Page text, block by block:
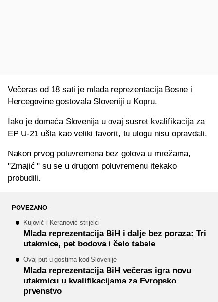
Večeras od 18 sati je mlada reprezentacija Bosne i
Hercegovine gostovala Sloveniji u Kopru.
Iako je domaća Slovenija u ovaj susret kvalifikacija za
EP U-21 ušla kao veliki favorit, tu ulogu nisu opravdali.
Nakon prvog poluvremena bez golova u mrežama,
"Zmajići" su se u drugom poluvremenu itekako
probudili.
POVEZANO
Kujović i Keranović strijelci
Mlada reprezentacija BiH i dalje bez poraza: Tri
utakmice, pet bodova i čelo tabele
Ovaj put u gostima kod Slovenije
Mlada reprezentacija BiH večeras igra novu
utakmicu u kvalifikacijama za Evropsko
prvenstvo